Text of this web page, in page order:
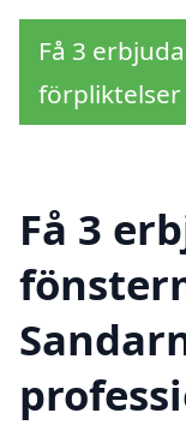
Få 3
förpliktelser
Få 3